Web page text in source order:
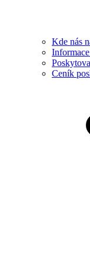
Kde nás
Ceník